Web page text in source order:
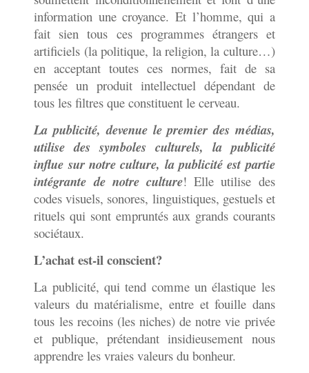
information une croyance. Et l’homme, qui a
fait sien tous ces programmes étrangers et
artificiels (la politique, la religion, la culture…)
en acceptant toutes ces normes, fait de sa
pensée un produit intellectuel dépendant de
tous les filtres que constituent le cerveau.
La publicité, devenue le premier des médias,
utilise des symboles culturels, la publicité
influe sur notre culture, la publicité est partie
intégrante de notre culture! Elle utilise des
codes visuels, sonores, linguistiques, gestuels et
rituels qui sont empruntés aux grands courants
sociétaux.
L’achat est-il conscient?
La publicité, qui tend comme un élastique les
valeurs du matérialisme, entre et fouille dans
tous les recoins (les niches) de notre vie privée
et publique, prétendant insidieusement nous
apprendre les vraies valeurs du bonheur.